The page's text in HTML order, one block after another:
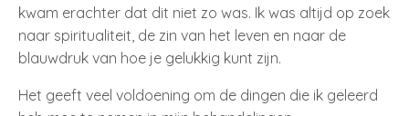
kwam erachter dat dit niet zo was. Ik was altijd op zoek
naar spiritualiteit, de zin van het leven en naar de
blauwdruk van hoe je gelukkig kunt zijn.
Het geeft veel voldoening om de dingen die ik geleerd